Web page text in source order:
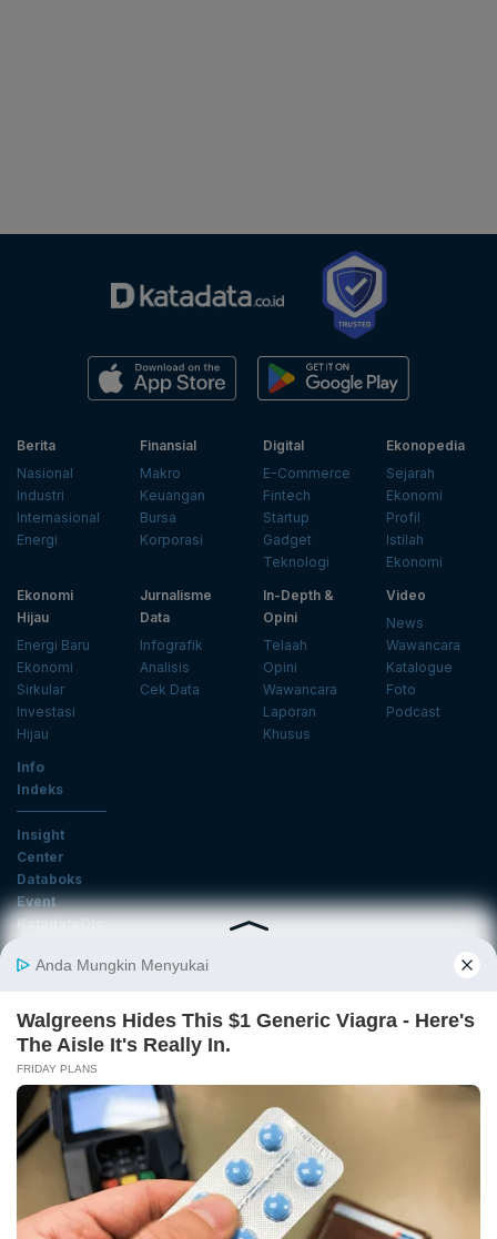
Berita
Nasional
Industri
Internasional
Energi
Finansial
Makro
Keuangan
Bursa
Korporasi
Digital
E-Commerce
Fintech
Startup
Gadget
Teknologi
Ekonopedia
Sejarah
Ekonomi
Profil
Istilah
Ekonomi
Ekonomi
Hijau
Energi Baru
Ekonomi
Sirkular
Investasi
Hijau
Jurnalisme
Data
Infografik
Analisis
Cek Data
In-Depth &
Opini
Telaah
Opini
Wawancara
Laporan
Khusus
Video
News
Wawancara
Katalogue
Foto
Podcast
Info
Indeks
Insight
Center
Databoks
Event
KatadataOto
Email
Daftar
Tentang Katadata Advertising Karier
Pedoman Media Siber
Kebijakan Privasi
Disclaimer
Hubungi Kami
©2026 Katadata. Hak cipta dilindungi Undang-undang.